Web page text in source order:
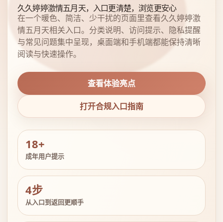
久久婷婷激情五月天，入口更清楚，浏览更安心
在一个暖色、简洁、少干扰的页面里查看久久婷婷激
情五月天相关入口。分类说明、访问提示、隐私提醒
与常见问题集中呈现，桌面端和手机端都能保持清晰
阅读与快速操作。
查看体验亮点
打开合规入口指南
18+
成年用户提示
4步
从入口到返回更顺手